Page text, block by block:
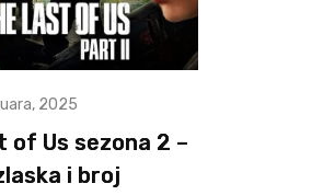
2025
of Us sezona 2 –
i broj